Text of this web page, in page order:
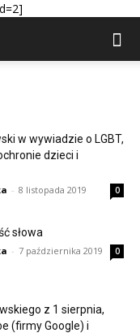
w wywiadzie o LGBT,
dzieci i
- 8 listopada 2019 0
słowa
- 7 października 2019 0
z 1 sierpnia,
(firmy Google) i